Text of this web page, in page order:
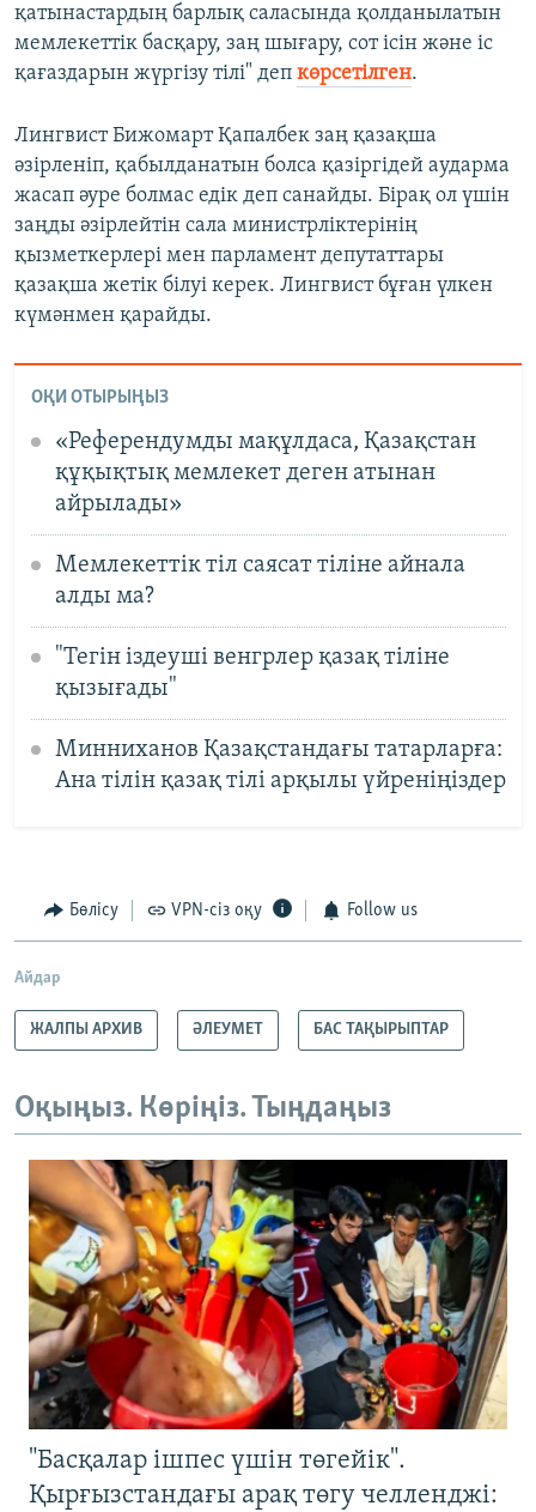
қатынастардың барлық саласында қолданылатын
мемлекеттік басқару, заң шығару, сот ісін және іс
қағаздарын жүргізу тілі" деп көрсетілген.
Лингвист Бижомарт Қапалбек заң қазақша
әзірленіп, қабылданатын болса қазіргідей аударма
жасап әуре болмас едік деп санайды. Бірақ ол үшін
заңды әзірлейтін сала министрліктерінің
қызметкерлері мен парламент депутаттары
қазақша жетік білуі керек. Лингвист бұған үлкен
күмәнмен қарайды.
ОҚИ ОТЫРЫҢЫЗ
«Референдумды мақұлдаса, Қазақстан
құқықтық мемлекет деген атынан
айрылады»
Мемлекеттік тіл саясат тіліне айнала
алды ма?
"Тегін іздеуші венгрлер қазақ тіліне
қызығады"
Минниханов Қазақстандағы татарларға:
Ана тілін қазақ тілі арқылы үйреніңіздер
Бөлісу VPN-сіз оқу Follow us
Айдар
ЖАЛПЫ АРХИВ ӘЛЕУМЕТ БАС ТАҚЫРЫПТАР
Оқыңыз. Көріңіз. Тыңдаңыз
"Басқалар ішпес үшін төгейік".
Қырғызстандағы арақ төгу челленджі: